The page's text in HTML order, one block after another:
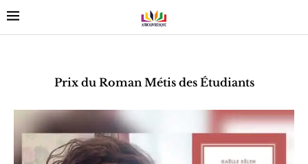
Prix du Roman Métis des Étudiants